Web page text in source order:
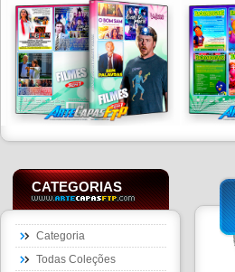
CATEGORIAS
Categoria
Todas Coleções